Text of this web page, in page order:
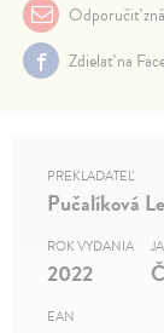
Odporučiť
Zdielať na
PREKLADATEĽ
Pučalíková
ROK VYDANIA
2022
EAN